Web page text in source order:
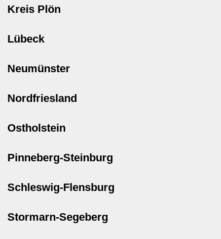
Kreis Plön
Lübeck
Neumünster
Nordfriesland
Ostholstein
Pinneberg-Steinburg
Schleswig-Flensburg
Stormarn-Segeberg